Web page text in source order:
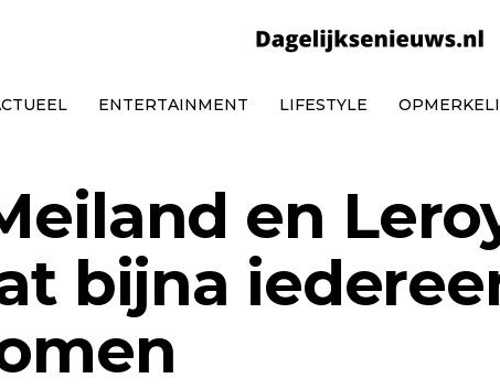
ENTERTAINMENT LIFESTYLE
en
bijna